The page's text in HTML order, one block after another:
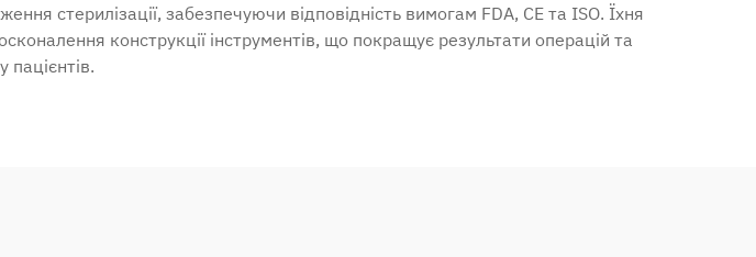
стерилізації, забезпечуючи відповідність вимогам FDA, CE та ISO. Їхня
конструкції інструментів, що покращує результати операцій та
пацієнтів.